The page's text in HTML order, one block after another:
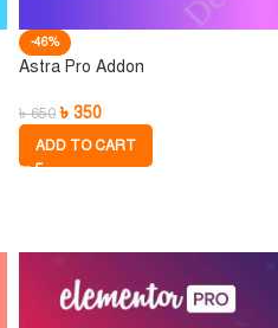
-46%
Astra Pro Addon
৳650 ৳ 350
ADD TO CART